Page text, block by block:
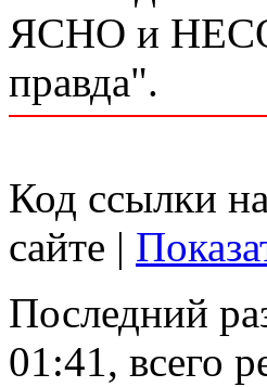
ЯСНО и
правда".
Код ссылки
сайте |
Последний
01:41, всего